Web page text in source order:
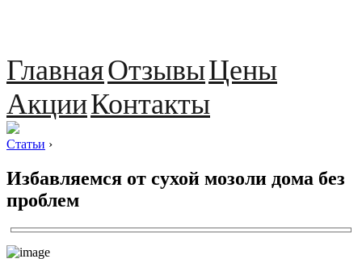
ГлавнаяОтзывыЦены
АкцииКонтакты
Статьи ›
Избавляемся от сухой мозоли дома без
проблем